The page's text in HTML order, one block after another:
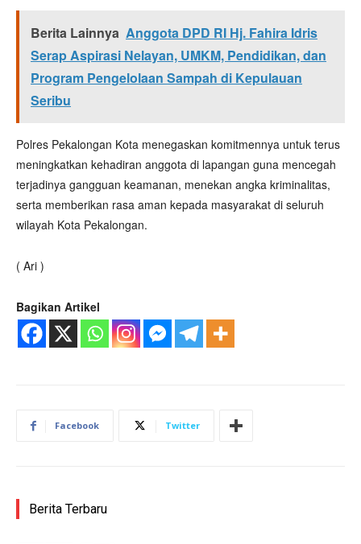
Berita Lainnya Anggota DPD RI Hj. Fahira Idris
Serap Aspirasi Nelayan, UMKM, Pendidikan, dan
Program Pengelolaan Sampah di Kepulauan
Seribu
Polres Pekalongan Kota menegaskan komitmennya untuk terus
meningkatkan kehadiran anggota di lapangan guna mencegah
terjadinya gangguan keamanan, menekan angka kriminalitas,
serta memberikan rasa aman kepada masyarakat di seluruh
wilayah Kota Pekalongan.
( Ari )
Bagikan Artikel
Facebook Twitter
Berita Terbaru